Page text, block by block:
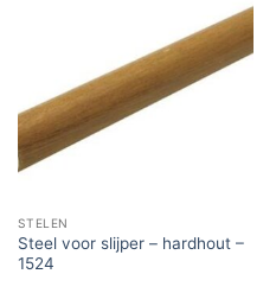
STELEN
Steel voor slijper – hardhout –
1524